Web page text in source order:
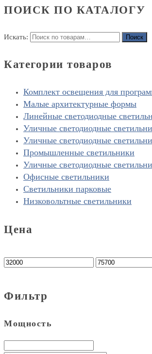
ПОИСК ПО КАТАЛОГУ
Искать: Поиск
Категории товаров
Комплект освещения для
Малые архитектурные формы
Линейные светодиодные
Уличные светодиодные
Уличные светодиодные
Промышленные светильники
Уличные светодиодные
Офисные светильники
Светильники парковые
Низковольтные светильники
Цена
Фильтр
Мощность